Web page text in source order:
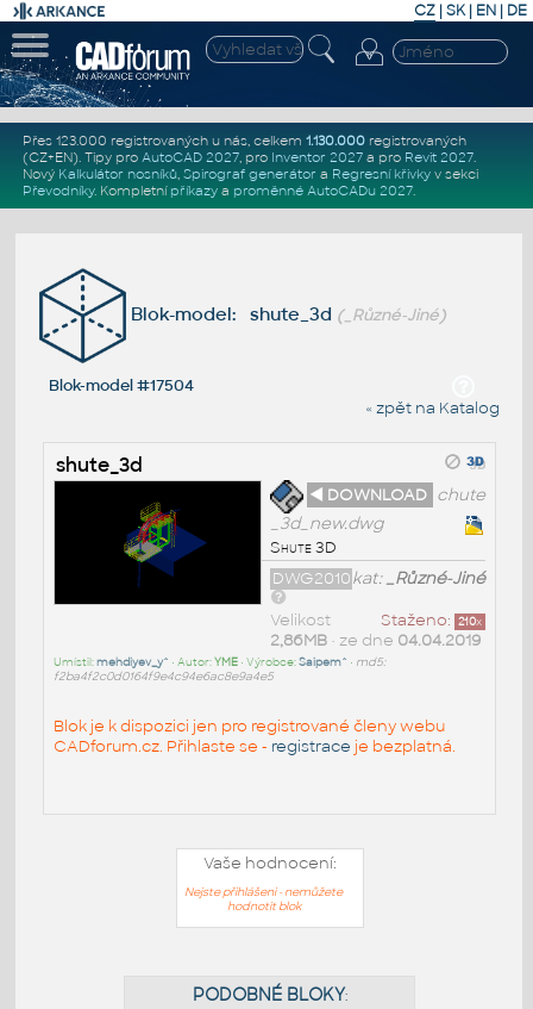
CZ | SK| EN | DE
Přes 123.000 registrovaných u nás, celkem 1.130.000registrovaných
(CZ+EN). Tipy pro AutoCAD 2027, pro Inventor 2027a pro Revit 2027.
Nový Kalkulátor nosníků, Spirograf generátor a Regresní křivkyv sekci
Převodníky. Kompletní příkazya proměnné AutoCADu 2027.
Blok-model: shute_3d (_Různé-Jiné)
Blok-model #17504
« zpět na Katalog
shute_3d
◄ DOWNLOAD chute
_3d_new.dwg
Shute 3D
kat:_Různé-Jiné
DWG2010
Staženo: 210x
Velikost
2,86MB• ze dne 04.04.2019
Umístil:mehdiyev_y^ • Autor:YME• Výrobce:Saipem^ • md5:
f2ba4f2c0d0164f9e4c94e6ac8e9a4e5
Blok je k dispozici jen pro registrované členy webu
CADforum.cz. Přihlaste se - registrace je bezplatná.
Vaše hodnocení:
Nejste přihlášeni - nemůžete
hodnotit blok